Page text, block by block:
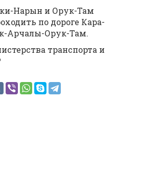
Нарын и Орук-Там
по дороге Кара-
Арчалы-Орук-Там.
транспорта и